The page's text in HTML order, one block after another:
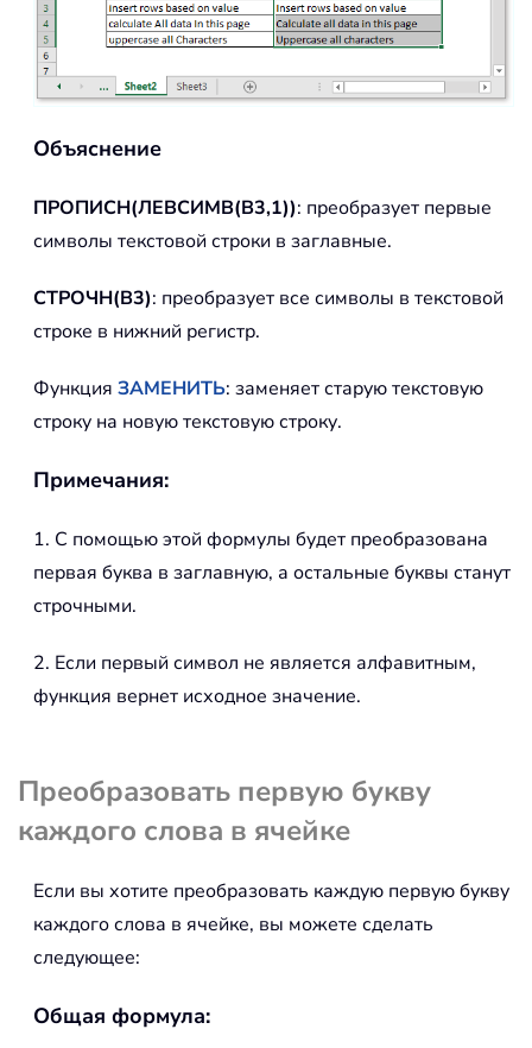
Объяснение
ПРОПИСН(ЛЕВСИМВ(B3,1)): преобразует первые
символы текстовой строки в заглавные.
СТРОЧН(B3): преобразует все символы в текстовой
строке в нижний регистр.
Функция ЗАМЕНИТЬ: заменяет старую текстовую
строку на новую текстовую строку.
Примечания:
1. С помощью этой формулы будет преобразована
первая буква в заглавную, а остальные буквы станут
строчными.
2. Если первый символ не является алфавитным,
функция вернет исходное значение.
Преобразовать первую букву
каждого слова в ячейке
Если вы хотите преобразовать каждую первую букву
каждого слова в ячейке, вы можете сделать
следующее:
Общая формула: